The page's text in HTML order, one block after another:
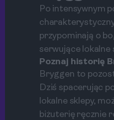
Po intensywnym
przypominają o
serwujące lokalne
Poznaj historię
Bryggen to
Dziś spacerując
lokalne sklepy,
biżuterię ręcznie